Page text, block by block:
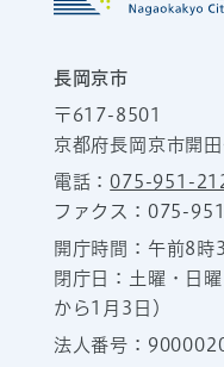
長岡京市
〒617-8501
京都府長岡京市開
電話：075-951-
ファクス：075-
開庁時間：午前8
閉庁日：土曜・日
から1月3日）
法人番号：